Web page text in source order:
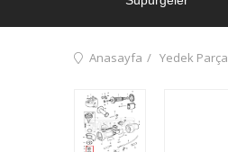
Anasayfa Yedek Parça